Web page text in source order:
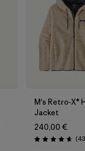
M's Retro-X®
Jacket
240,00 €
Bewertung: 4.6 /
(43